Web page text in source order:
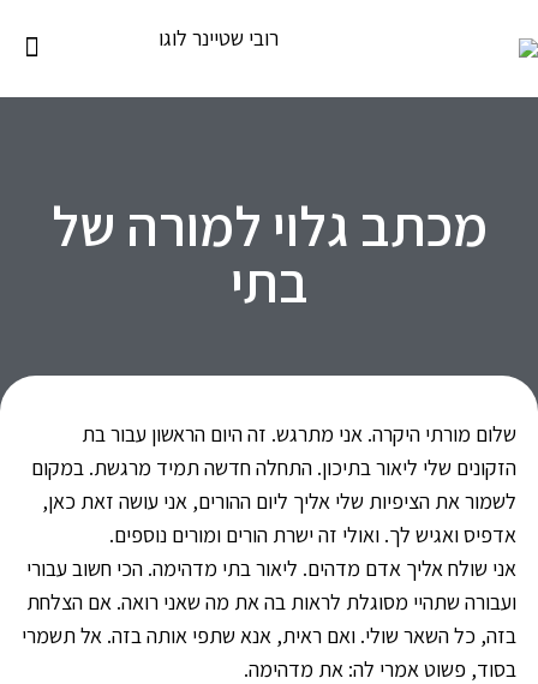
מכתב גלוי למורה של
בתי
שלום מורתי היקרה. אני מתרגש. זה היום הראשון עבור בת
הזקונים שלי ליאור בתיכון. התחלה חדשה תמיד מרגשת. במקום
לשמור את הציפיות שלי אליך ליום ההורים, אני עושה זאת כאן,
אדפיס ואגיש לך. ואולי זה ישרת הורים ומורים נוספים.
אני שולח אליך אדם מדהים. ליאור בתי מדהימה. הכי חשוב עבורי
ועבורה שתהיי מסוגלת לראות בה את מה שאני רואה. אם הצלחת
בזה, כל השאר שולי. ואם ראית, אנא שתפי אותה בזה. אל תשמרי
בסוד, פשוט אמרי לה: את מדהימה.